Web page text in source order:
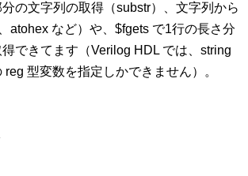
の文字列の取得（substr）、文字列から
atohex など）や、$fgets で1行の長さ分
できてます（Verilog HDL では、string
型変数を指定しかできません）。